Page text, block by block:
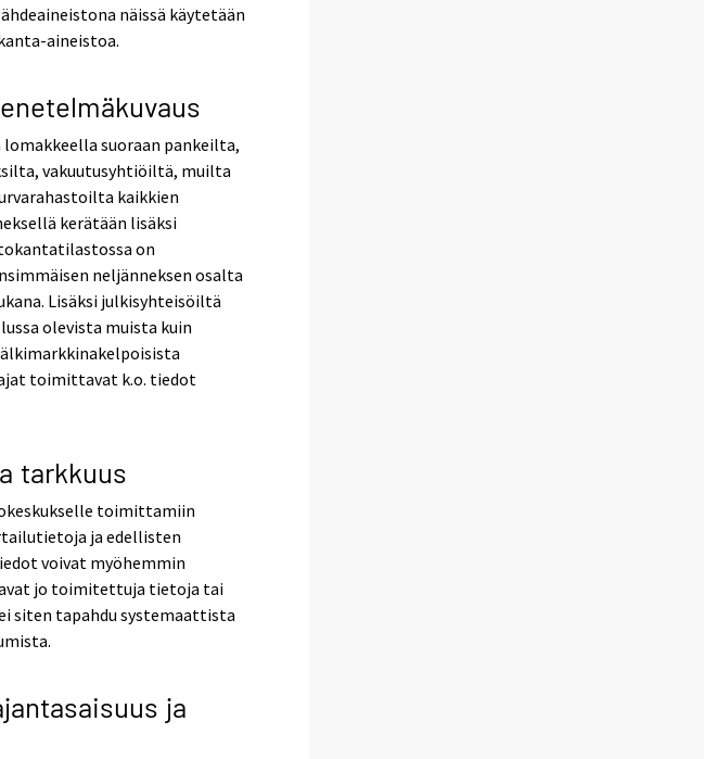
näissä käytetään
aineistoa.
suoraan pankeilta,
vakuutusyhtiöiltä, muilta
kaikkien
kerätään lisäksi
on
neljänneksen osalta
Lisäksi julkisyhteisöiltä
olevista muista kuin
toimittavat k.o. tiedot
tarkkuus
toimittamiin
ja edellisten
voivat myöhemmin
jo toimitettuja tietoja tai
siten tapahdu systemaattista
ja